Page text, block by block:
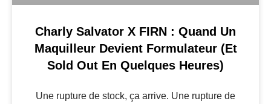
Charly Salvator X FIRN : Quand Un
Maquilleur Devient Formulateur (et
Sold Out En Quelques Heures)
Une rupture de stock, ça arrive. Une rupture de